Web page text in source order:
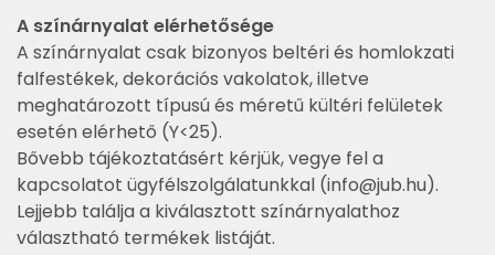
A színárnyalat elérhetősége
A színárnyalat csak bizonyos beltéri és homlokzati
falfestékek, dekorációs vakolatok, illetve
meghatározott típusú és méretű kültéri felületek
esetén elérhető (Y<25).
Bővebb tájékoztatásért kérjük, vegye fel a
kapcsolatot ügyfélszolgálatunkkal (info@jub.hu).
Lejjebb találja a kiválasztott színárnyalathoz
választható termékek listáját.